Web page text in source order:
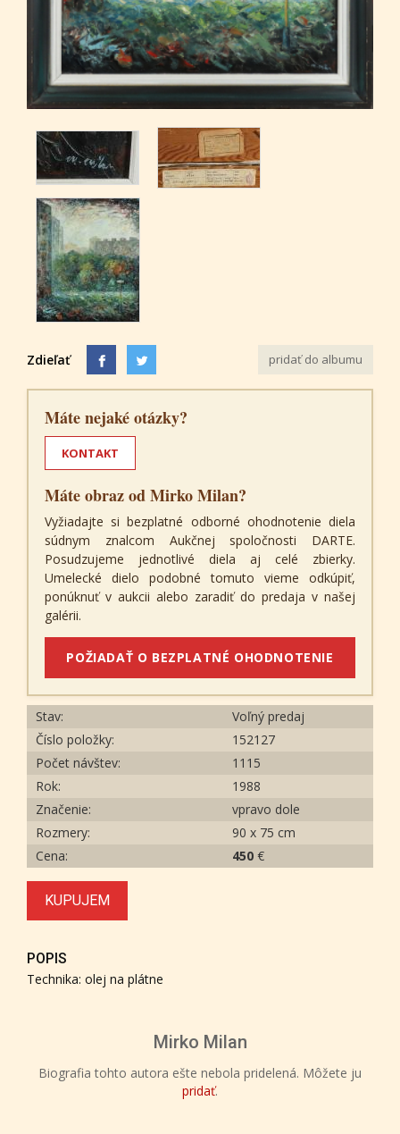
Zdieľať pridať do albumu
Máte nejaké otázky?
KONTAKT
Máte obraz od Mirko Milan?
Vyžiadajte si bezplatné odborné ohodnotenie diela
súdnym znalcom Aukčnej spoločnosti DARTE.
Posudzujeme jednotlivé diela aj celé zbierky.
Umelecké dielo podobné tomuto vieme odkúpiť,
ponúknuť v aukcii alebo zaradiť do predaja v našej
galérii.
POŽIADAŤ O BEZPLATNÉ OHODNOTENIE
Stav:
Voľný predaj
Číslo položky:
152127
Počet návštev:
1115
Rok:
1988
Značenie:
vpravo dole
Rozmery:
90 x 75 cm
Cena:
450 €
KUPUJEM
POPIS
Technika: olej na plátne
Mirko Milan
Biografia tohto autora ešte nebola pridelená. Môžete ju
pridať.